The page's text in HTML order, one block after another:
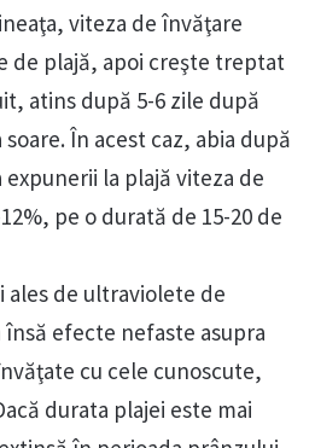
viteza de învăţare
de plajă, apoi creşte treptat
atins după 5-6 zile după
În acest caz, abia după
la plajă viteza de
pe o durată de 15-20 de
ales de ultraviolete de
efecte nefaste asupra
cu cele cunoscute,
durata plajei este mai